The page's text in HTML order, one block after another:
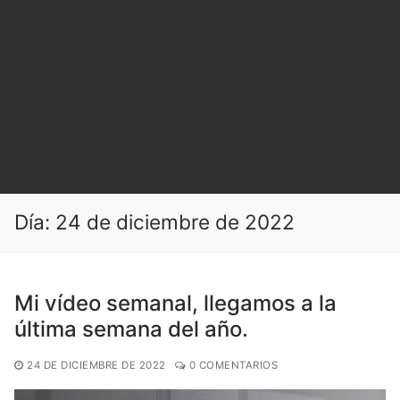
Día: 24 de diciembre de 2022
Mi vídeo semanal, llegamos a la
última semana del año.
24 DE DICIEMBRE DE 2022 0 COMENTARIOS